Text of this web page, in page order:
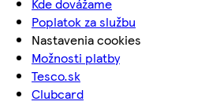
Poplatok za službu
Nastavenia cookies
Možnosti platby
Tesco.sk
Clubcard